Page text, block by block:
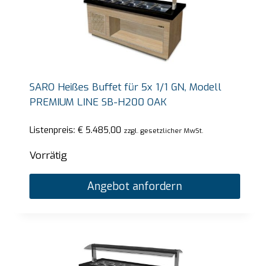
SARO Heißes Buffet für 5x 1/1 GN, Modell
PREMIUM LINE SB-H200 OAK
Listenpreis: €5.485,00 zzgl. gesetzlicher MwSt.
Vorrätig
Angebot anfordern